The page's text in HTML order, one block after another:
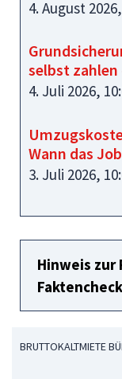
4. August
selbst
4. Juli 2026,
Wann das
3. Juli 2026,
Hinweis zur
Faktencheck
BRUTTOKALTMIETE